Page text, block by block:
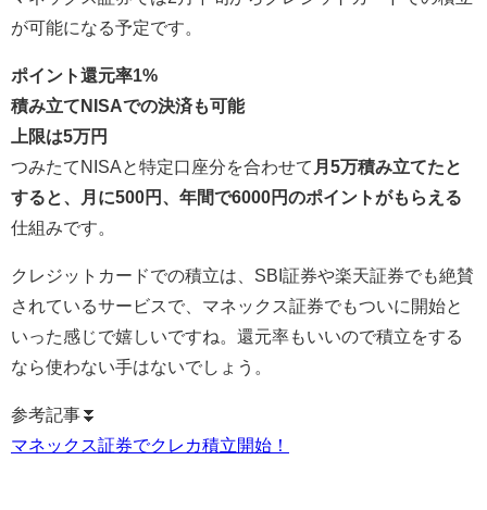
が可能になる予定です。
ポイント還元率1%
積み立てNISAでの決済も可能
上限は5万円
つみたてNISAと特定口座分を合わせて 月5万積み立てたと
すると、月に500円、年間で6000円のポイントがもらえる
仕組みです。
クレジットカードでの積立は、SBI証券や楽天証券でも絶賛
されているサービスで、マネックス証券でもついに開始と
いった感じで嬉しいですね。還元率もいいので積立をする
なら使わない手はないでしょう。
参考記事⏬
マネックス証券でクレカ積立開始！